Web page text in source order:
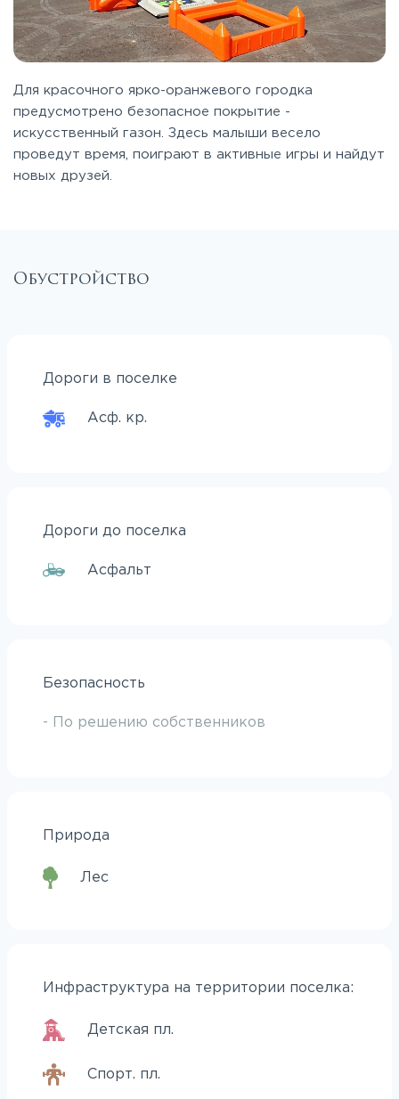
Для красочного ярко-оранжевого городка
предусмотрено безопасное покрытие -
искусственный газон. Здесь малыши весело
проведут время, поиграют в активные игры и найдут
новых друзей.
Обустройство
Дороги в поселке
Асф. кр.
Дороги до поселка
Асфальт
Безопасность
- По решению собственников
Природа
Лес
Инфраструктура на территории поселка:
Детская пл.
Спорт. пл.